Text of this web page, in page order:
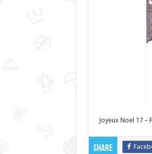
Joyeux Noel 17 –
Share